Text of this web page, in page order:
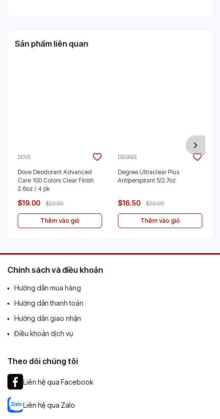
Sản phẩm liên quan
DOVE
Dove Deodorant Advanced
Care 100 Colors Clear Finish
2.6oz / 4 pk
$19.00 $23.00
Thêm vào giỏ
DEGREE
Degree Ultraclear Plus
Antiperspirant 5/2.7oz
$16.50 $20.00
Thêm vào giỏ
Chính sách và điều khoản
Hướng dẫn mua hàng
Hướng dẫn thanh toán
Hướng dẫn giao nhận
Điều khoản dịch vụ
Theo dõi chúng tôi
Liên hệ qua Facebook
Liên hệ qua Zalo